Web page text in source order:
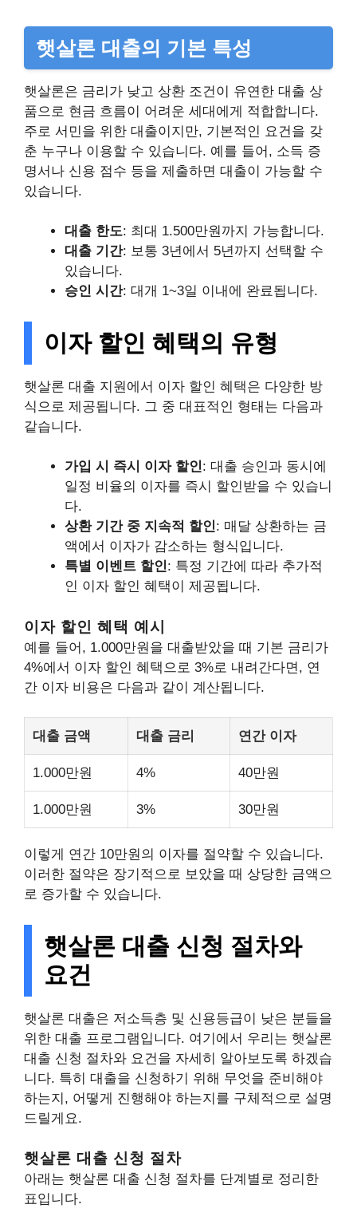
햇살론 대출의 기본 특성
햇살론은 금리가 낮고 상환 조건이 유연한 대출 상
품으로 현금 흐름이 어려운 세대에게 적합합니다.
주로 서민을 위한 대출이지만, 기본적인 요건을 갖
춘 누구나 이용할 수 있습니다. 예를 들어, 소득 증
명서나 신용 점수 등을 제출하면 대출이 가능할 수
있습니다.
대출 한도: 최대 1.500만원까지 가능합니다.
대출 기간: 보통 3년에서 5년까지 선택할 수
있습니다.
승인 시간: 대개 1~3일 이내에 완료됩니다.
이자 할인 혜택의 유형
햇살론 대출 지원에서 이자 할인 혜택은 다양한 방
식으로 제공됩니다. 그 중 대표적인 형태는 다음과
같습니다.
가입 시 즉시 이자 할인: 대출 승인과 동시에
일정 비율의 이자를 즉시 할인받을 수 있습니
다.
상환 기간 중 지속적 할인: 매달 상환하는 금
액에서 이자가 감소하는 형식입니다.
특별 이벤트 할인: 특정 기간에 따라 추가적
인 이자 할인 혜택이 제공됩니다.
이자 할인 혜택 예시
예를 들어, 1.000만원을 대출받았을 때 기본 금리가
4%에서 이자 할인 혜택으로 3%로 내려간다면, 연
간 이자 비용은 다음과 같이 계산됩니다.
대출 금액 대출 금리 연간 이자
1.000만원 4% 40만원
1.000만원 3% 30만원
이렇게 연간 10만원의 이자를 절약할 수 있습니다.
이러한 절약은 장기적으로 보았을 때 상당한 금액으
로 증가할 수 있습니다.
햇살론 대출 신청 절차와
요건
햇살론 대출은 저소득층 및 신용등급이 낮은 분들을
위한 대출 프로그램입니다. 여기에서 우리는 햇살론
대출 신청 절차와 요건을 자세히 알아보도록 하겠습
니다. 특히 대출을 신청하기 위해 무엇을 준비해야
하는지, 어떻게 진행해야 하는지를 구체적으로 설명
드릴게요.
햇살론 대출 신청 절차
아래는 햇살론 대출 신청 절차를 단계별로 정리한
표입니다.